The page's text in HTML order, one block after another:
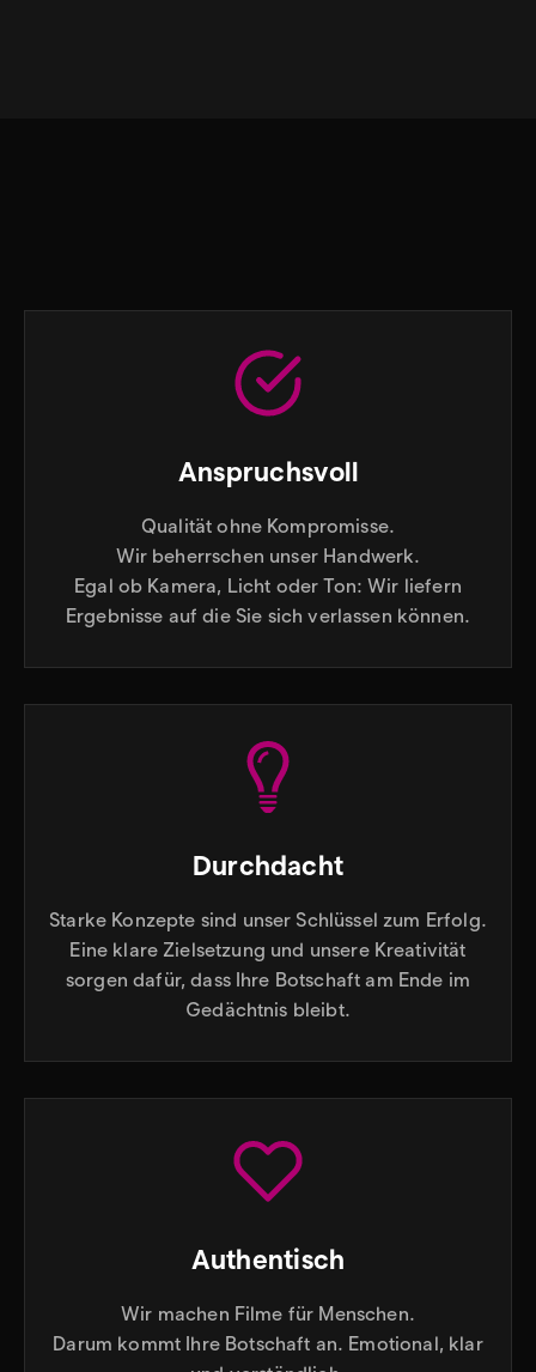
Anspruchsvoll
Qualität ohne Kompromisse.
Wir beherrschen unser Handwerk.
Egal ob Kamera, Licht oder Ton: Wir liefern
Ergebnisse auf die Sie sich verlassen können.
Durchdacht
Starke Konzepte sind unser Schlüssel zum Erfolg.
Eine klare Zielsetzung und unsere Kreativität
sorgen dafür, dass Ihre Botschaft am Ende im
Gedächtnis bleibt.
Authentisch
Wir machen Filme für Menschen.
Darum kommt Ihre Botschaft an. Emotional, klar